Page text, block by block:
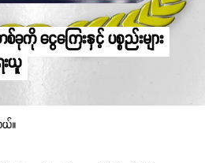
ကို ငွေကြေးနှင့် ပစ္စည်းများ
းယူ
။